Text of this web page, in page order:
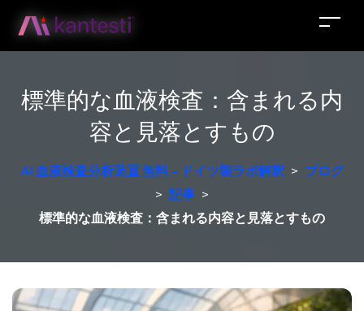
標準的な血液検査：含まれる内
容と見落とすもの
AI 血液検査分析装置 無料 – ドイツ製ラボ解釈 > ブログ
> 記事 >
標準的な血液検査：含まれる内容と見落とすもの